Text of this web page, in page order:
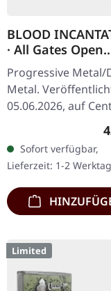
BLOOD
· All Gates Open
(Original Motion
Picture
TRANSPARENT
YELLOW
Progressive Metal/
Metal.
05.06.2026, auf
Transparentes
Doppel-Vinyl im
Cover mit…
Sofort verfügbar,
Lieferzeit: 1-2
Limited